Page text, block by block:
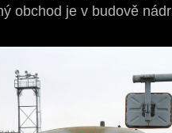
obchod je v budově